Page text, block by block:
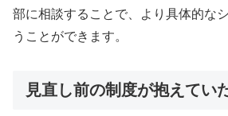
部に相談することで、より具体的な
うことができます。
見直し前の制度が抱えてい